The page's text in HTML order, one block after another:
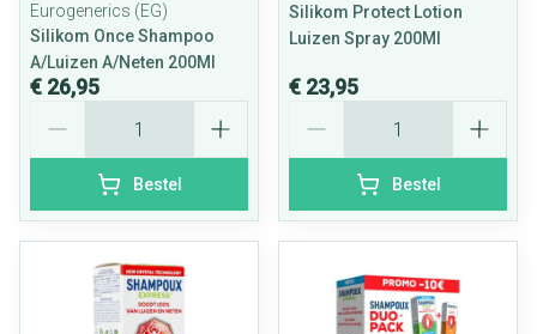
Eurogenerics (EG)
Silikom Once Shampoo
A/Luizen A/Neten 200Ml
€ 26,95
Bestel
Silikom Protect Lotion
Luizen Spray 200Ml
€ 23,95
Bestel